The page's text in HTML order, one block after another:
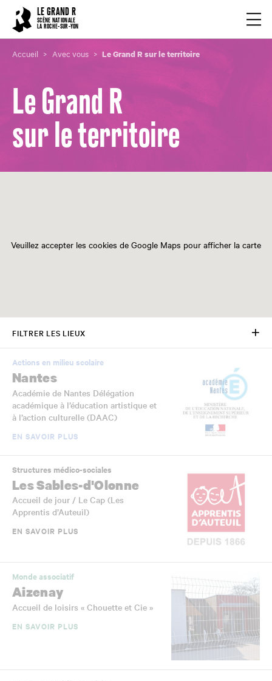
LE GRAND R
SCÈNE NATIONALE
LA ROCHE-SUR-YON
Accueil Avec vous Le Grand R sur le territoire
Le Grand R
sur le territoire
FILTRER LES LIEUX
Actions en milieu scolaire
Nantes
Académie de Nantes Délégation
académique à l’éducation artistique et
à l’action culturelle (DAAC)
EN SAVOIR PLUS
Structures médico-sociales
Les Sables-d'Olonne
Accueil de jour / Le Cap (Les
Apprentis d’Auteuil)
EN SAVOIR PLUS
Monde associatif
Aizenay
Accueil de loisirs « Chouette et Cie »
EN SAVOIR PLUS
Cookies management panel